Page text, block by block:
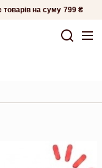
на суму 799 ₴